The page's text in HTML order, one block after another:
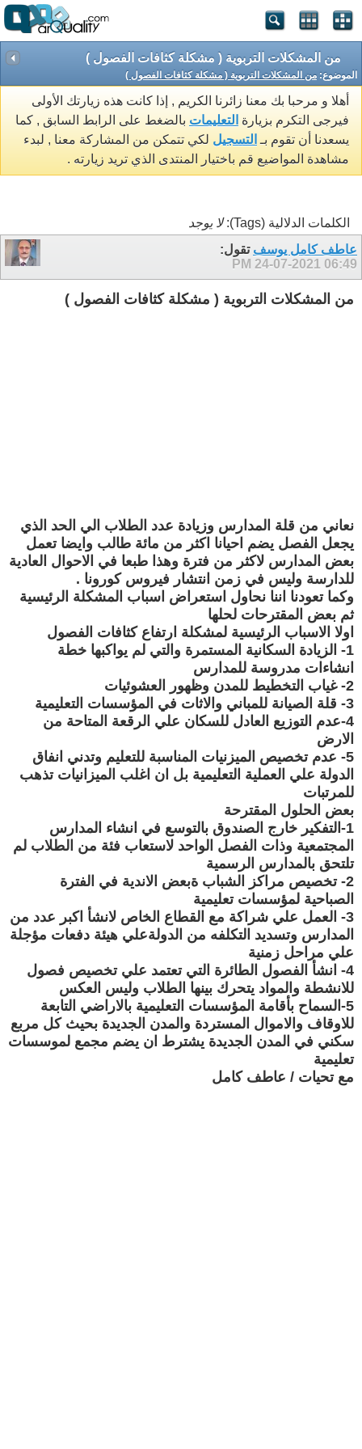
من المشكلات التربوية ( مشكلة كثافات الفصول )
الموضوع: من المشكلات التربوية ( مشكلة كثافات الفصول )
أهلا و مرحبا بك معنا زائرنا الكريم , إذا كانت هذه زيارتك الأولى
فيرجى التكرم بزيارة التعليمات بالضغط على الرابط السابق , كما
يسعدنا أن تقوم بـ التسجيل لكي تتمكن من المشاركة معنا , لبدء
مشاهدة المواضيع قم باختيار المنتدى الذي تريد زيارته .
الكلمات الدلالية (Tags):
لا يوجد
عاطف كامل يوسف تقول:
24-07-2021 06:49 PM
من المشكلات التربوية ( مشكلة كثافات الفصول )
نعاني من قلة المدارس وزيادة عدد الطلاب الي الحد الذي
يجعل الفصل يضم احيانا اكثر من مائة طالب وايضا تعمل
بعض المدارس لاكثر من فترة وهذا طبعا في الاحوال العادية
للدارسة وليس في زمن انتشار فيروس كورونا .
وكما تعودنا اننا نحاول استعراض اسباب المشكلة الرئيسية
ثم بعض المقترحات لحلها
اولا الاسباب الرئيسية لمشكلة ارتفاع كثافات الفصول
1- الزيادة السكانية المستمرة والتي لم يواكبها خطة
انشاءات مدروسة للمدارس
2- غياب التخطيط للمدن وظهور العشوئيات
3- قلة الصيانة للمباني والاثات في المؤسسات التعليمية
4-عدم التوزيع العادل للسكان علي الرقعة المتاحة من
الارض
5- عدم تخصيص الميزنيات المناسبة للتعليم وتدني انفاق
الدولة علي العملية التعليمية بل ان اغلب الميزانيات تذهب
للمرتبات
بعض الحلول المقترحة
1-التفكير خارج الصندوق بالتوسع في انشاء المدارس
المجتمعية وذات الفصل الواحد لاستعاب فئة من الطلاب لم
تلتحق بالمدارس الرسمية
2- تخصيص مراكز الشباب ةبعض الاندية في الفترة
الصباحية لمؤسسات تعليمية
3- العمل علي شراكة مع القطاع الخاص لانشأ اكبر عدد من
المدارس وتسديد التكلفه من الدولةعلي هيئة دفعات مؤجلة
علي مراحل زمنية
4- انشأ الفصول الطائرة التي تعتمد علي تخصيص فصول
للانشطة والمواد يتحرك بينها الطلاب وليس العكس
5-السماح بأقامة المؤسسات التعليمية بالاراضي التابعة
للاوقاف والاموال المستردة والمدن الجديدة بحيث كل مربع
سكني في المدن الجديدة يشترط ان يضم مجمع لموسسات
تعليمية
مع تحيات / عاطف كامل